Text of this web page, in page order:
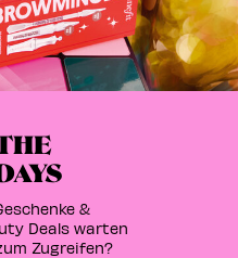
&
Deals warten
Zugreifen?